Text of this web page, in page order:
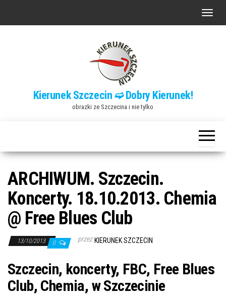
P
n
a
w
a
Kierunek Szczecin ➫ Dobry Kierunek!
obrazki ze Szczecina i nie tylko
ARCHIWUM. Szczecin.
Koncerty. 18.10.2013. Chemia
@ Free Blues Club
13/10/2013 0 przez KIERUNEK SZCZECIN
Szczecin, koncerty, FBC, Free Blues
Club, Chemia, w Szczecinie